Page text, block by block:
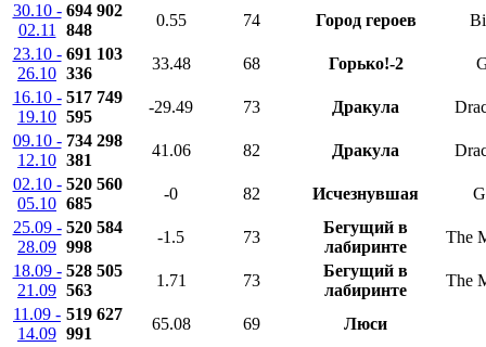
30.10 -
02.11
694 902
848
0.55 74 Город героев
23.10 -
26.10
691 103
336
33.48 68 Горько!-2
16.10 -
19.10
517 749
595
-29.49 73 Дракула
09.10 -
12.10
734 298
381
41.06 82 Дракула
02.10 -
05.10
520 560
685
-0 82 Исчезнувшая
25.09 -
28.09
520 584
998
-1.5 73
Бегущий в
лабиринте
The
18.09 -
21.09
528 505
563
1.71 73
Бегущий в
лабиринте
The
11.09 -
14.09
519 627
991
65.08 69
Люси